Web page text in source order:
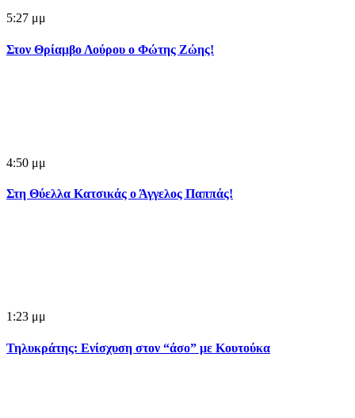
5:27 μμ
Στον Θρίαμβο Λούρου ο Φώτης Ζώης!
4:50 μμ
Στη Θύελλα Κατσικάς ο Άγγελος Παππάς!
1:23 μμ
Τηλυκράτης: Ενίσχυση στον “άσο” με Κουτούκα